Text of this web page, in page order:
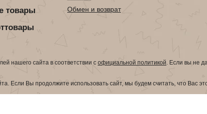
товары
Обмен и возврат
нашего сайта в соответствии с официальной политикой . Если вы не
Если Вы продолжите использовать сайт, мы будем считать, что Вас